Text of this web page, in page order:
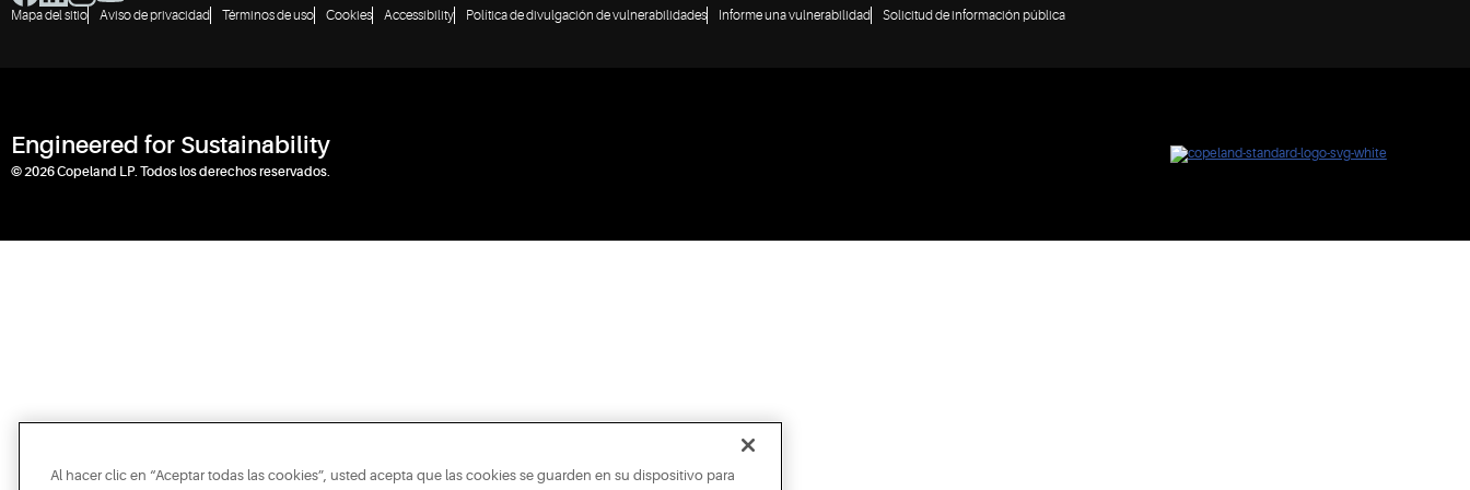
Mapa del sitio Aviso de privacidad Términos de uso Cookies Accessibility Política de divulgación de vulnerabilidades Informe una vulnerabilidad Solicitud de información pública
Engineered for Sustainability
© 2026 Copeland LP. Todos los derechos reservados.
Al hacer clic en “Aceptar todas las cookies”, usted acepta que las cookies se guarden en su dispositivo para